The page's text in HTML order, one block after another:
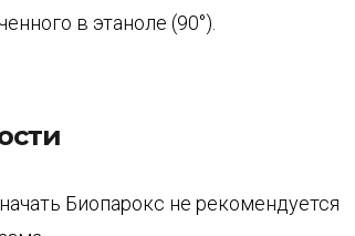
в этаноле (90°).
Биопарокс не рекомендуется